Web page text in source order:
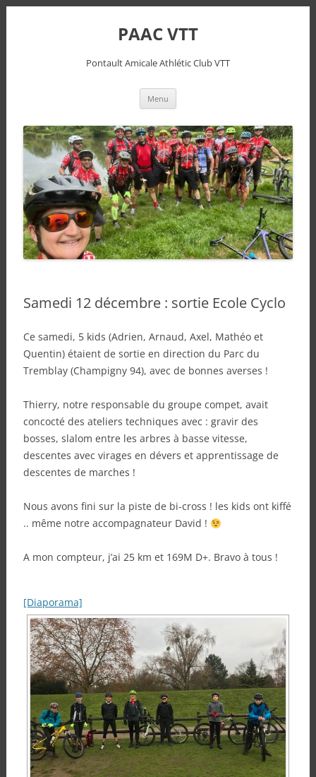
PAAC VTT
Pontault Amicale Athlétic Club VTT
Menu
Samedi 12 décembre : sortie Ecole Cyclo
Ce samedi, 5 kids (Adrien, Arnaud, Axel, Mathéo et
Quentin) étaient de sortie en direction du Parc du
Tremblay (Champigny 94), avec de bonnes averses !
Thierry, notre responsable du groupe compet, avait
concocté des ateliers techniques avec : gravir des
bosses, slalom entre les arbres à basse vitesse,
descentes avec virages en dévers et apprentissage de
descentes de marches !
Nous avons fini sur la piste de bi-cross ! les kids ont kiffé
.. même notre accompagnateur David !
A mon compteur, j’ai 25 km et 169M D+. Bravo à tous !
[Diaporama]